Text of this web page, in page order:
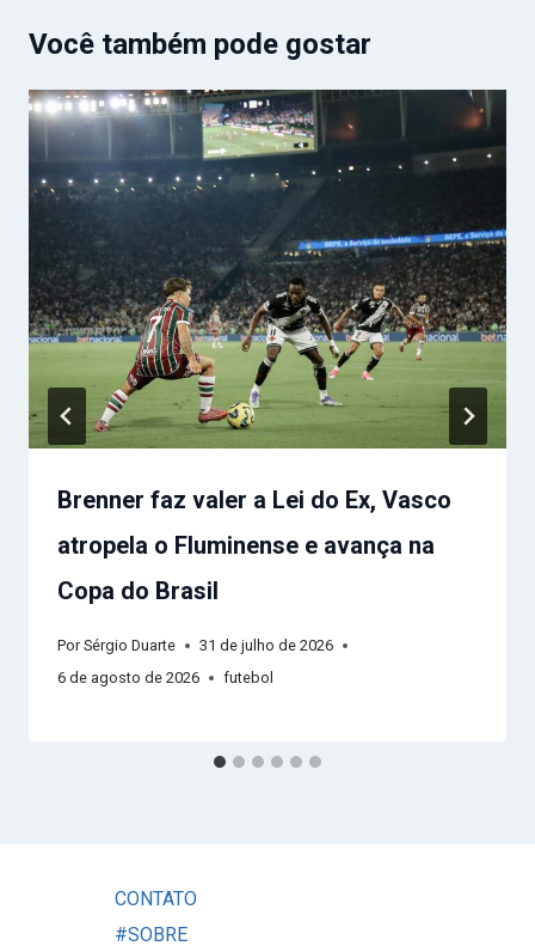
Você também pode gostar
Brenner faz valer a Lei do Ex, Vasco
atropela o Fluminense e avança na
Copa do Brasil
Por Sérgio Duarte
31 de julho de 2026
6 de agosto de 2026
futebol
CONTATO
#SOBRE